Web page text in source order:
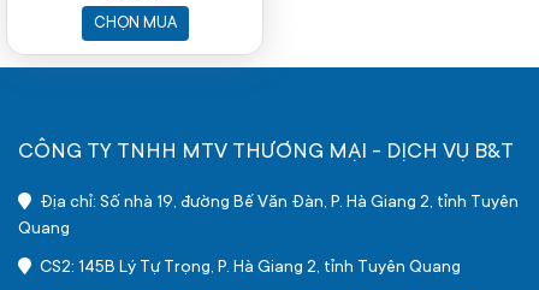
CHỌN MUA
CÔNG TY TNHH MTV THƯƠNG MẠI - DỊCH VỤ B&T
Địa chỉ: Số nhà 19, đường Bế Văn Đàn, P. Hà Giang 2, tỉnh Tuyên
Quang
CS2: 145B Lý Tự Trọng, P. Hà Giang 2, tỉnh Tuyên Quang